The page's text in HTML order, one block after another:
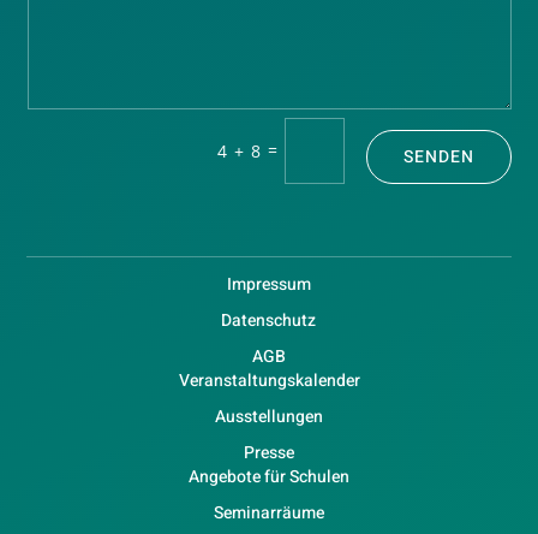
4 + 8 = SENDEN
Impressum
Datenschutz
AGB
Veranstaltungskalender
Ausstellungen
Presse
Angebote für Schulen
Seminarräume